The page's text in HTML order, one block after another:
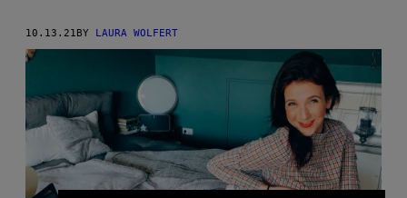
10.13.21BY LAURA WOLFERT